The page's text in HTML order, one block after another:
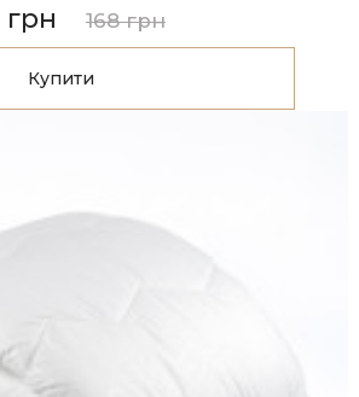
грн 168 грн
Купити